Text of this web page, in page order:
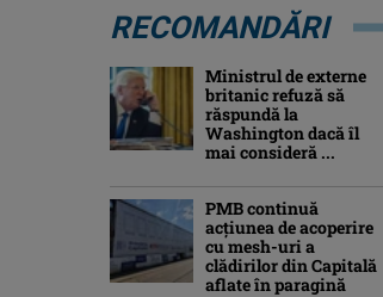
RECOMANDĂRI
Ministrul de externe
britanic refuză să
răspundă la
Washington dacă îl
mai consideră ...
PMB continuă
acțiunea de acoperire
cu mesh-uri a
clădirilor din Capitală
aflate în paragină